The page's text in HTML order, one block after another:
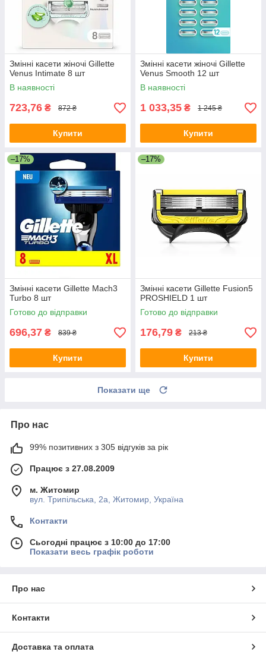
Змінні касети жіночі Gillette
Venus Intimate 8 шт
В наявності
723,76 ₴ 872 ₴
Купити
Змінні касети жіночі Gillette
Venus Smooth 12 шт
В наявності
1 033,35 ₴ 1 245 ₴
Купити
–17%
Змінні касети Gillette Mach3
Turbo 8 шт
Готово до відправки
696,37 ₴ 839 ₴
Купити
–17%
Змінні касети Gillette Fusion5
PROSHIELD 1 шт
Готово до відправки
176,79 ₴ 213 ₴
Купити
Показати ще
Про нас
99% позитивних з 305 відгуків за рік
Працює з 27.08.2009
м. Житомир
вул. Трипільська, 2а, Житомир, Україна
Контакти
Сьогодні працює з 10:00 до 17:00
Показати весь графік роботи
Про нас
Контакти
Доставка та оплата